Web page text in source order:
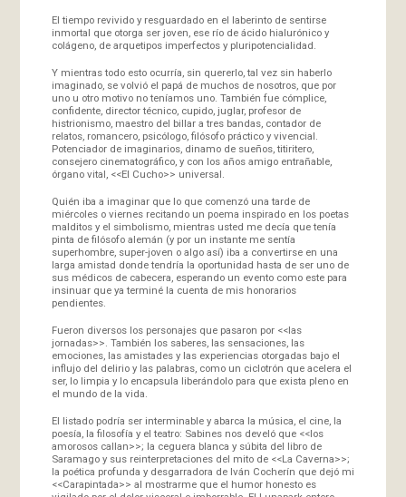
El tiempo revivido y resguardado en el laberinto de sentirse
inmortal que otorga ser joven, ese río de ácido hialurónico y
colágeno, de arquetipos imperfectos y pluripotencialidad.
Y mientras todo esto ocurría, sin quererlo, tal vez sin haberlo
imaginado, se volvió el papá de muchos de nosotros, que por
uno u otro motivo no teníamos uno. También fue cómplice,
confidente, director técnico, cupido, juglar, profesor de
histrionismo, maestro del billar a tres bandas, contador de
relatos, romancero, psicólogo, filósofo práctico y vivencial.
Potenciador de imaginarios, dinamo de sueños, titiritero,
consejero cinematográfico, y con los años amigo entrañable,
órgano vital, <<El Cucho>> universal.
Quién iba a imaginar que lo que comenzó una tarde de
miércoles o viernes recitando un poema inspirado en los poetas
malditos y el simbolismo, mientras usted me decía que tenía
pinta de filósofo alemán (y por un instante me sentía
superhombre, super-joven o algo así) iba a convertirse en una
larga amistad donde tendría la oportunidad hasta de ser uno de
sus médicos de cabecera, esperando un evento como este para
insinuar que ya terminé la cuenta de mis honorarios
pendientes.
Fueron diversos los personajes que pasaron por <<las
jornadas>>. También los saberes, las sensaciones, las
emociones, las amistades y las experiencias otorgadas bajo el
influjo del delirio y las palabras, como un ciclotrón que acelera el
ser, lo limpia y lo encapsula liberándolo para que exista pleno en
el mundo de la vida.
El listado podría ser interminable y abarca la música, el cine, la
poesía, la filosofía y el teatro: Sabines nos develó que <<los
amorosos callan>>; la ceguera blanca y súbita del libro de
Saramago y sus reinterpretaciones del mito de <<La Caverna>>;
la poética profunda y desgarradora de Iván Cocherín que dejó mi
<<Carapintada>> al mostrarme que el humor honesto es